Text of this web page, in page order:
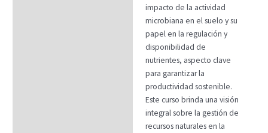
impacto de la actividad
microbiana en el suelo y su
papel en la regulación y
disponibilidad de
nutrientes, aspecto clave
para garantizar la
productividad sostenible.
Este curso brinda una visión
integral sobre la gestión de
recursos naturales en la